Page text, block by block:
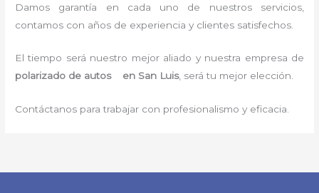
Damos garantía en cada uno de nuestros servicios,
contamos con años de experiencia y clientes satisfechos.
El tiempo será nuestro mejor aliado y nuestra empresa de
polarizado de autos en San Luis, será tu mejor elección.
Contáctanos para trabajar con profesionalismo y eficacia.